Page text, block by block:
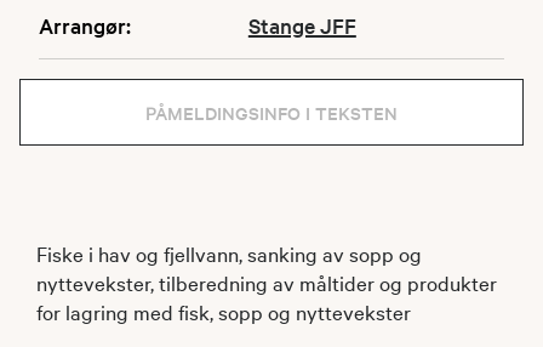
Arrangør: Stange JFF
PÅMELDINGSINFO I TEKSTEN
Fiske i hav og fjellvann, sanking av sopp og
nyttevekster, tilberedning av måltider og produkter
for lagring med fisk, sopp og nyttevekster